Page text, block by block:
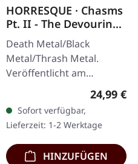
HORRESQUE · Chasms
Pt. II - The Devouring
Exorbitance |
MARBLED LP
Death Metal/Black
Metal/Thrash Metal.
Veröffentlicht am
22.03.2024, auf Supreme
Chaos Records. Exklusives
'Malstrom
Clear/Grün/Schwarz
marmoriertes'…
Regulärer
24,99 €
Sofort verfügbar,
Lieferzeit: 1-2 Werktage
HINZUFÜGEN